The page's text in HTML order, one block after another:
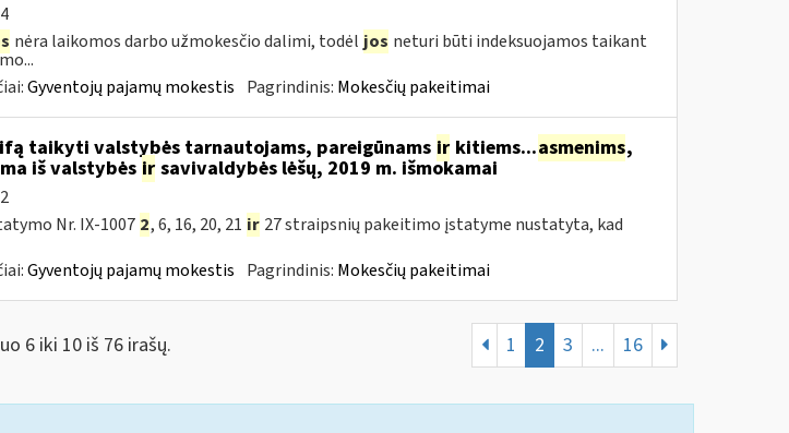
nėra laikomos darbo užmokesčio dalimi, todėl jos neturi būti indeksuojamos taikant
Gyventojų pajamų mokestis Pagrindinis: Mokesčių pakeitimai
taikyti valstybės tarnautojams, pareigūnams irkitiems...asmenims,
iš valstybės irsavivaldybės lėšų, 2019 m. išmokamai
Nr. IX-1007 2, 6, 16, 20, 21 ir 27 straipsnių pakeitimo įstatyme nustatyta, kad
Gyventojų pajamų mokestis Pagrindinis: Mokesčių pakeitimai
6 iki 10 iš 76 irašų. 1 2 3 ... 16